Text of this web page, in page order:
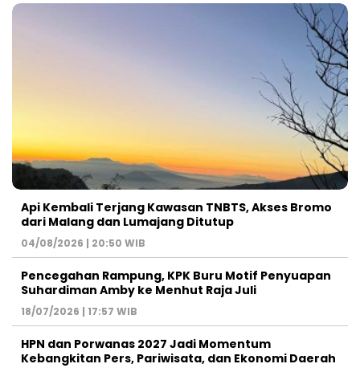
Api Kembali Terjang Kawasan TNBTS, Akses Bromo
dari Malang dan Lumajang Ditutup
04/08/2026 | 20:50 WIB
Pencegahan Rampung, KPK Buru Motif Penyuapan
Suhardiman Amby ke Menhut Raja Juli
18/07/2026 | 17:57 WIB
HPN dan Porwanas 2027 Jadi Momentum
Kebangkitan Pers, Pariwisata, dan Ekonomi Daerah